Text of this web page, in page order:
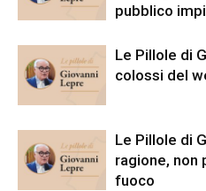
pubblico
Le Pillole di
colossi del
Le Pillole di
ragione, non
fuoco